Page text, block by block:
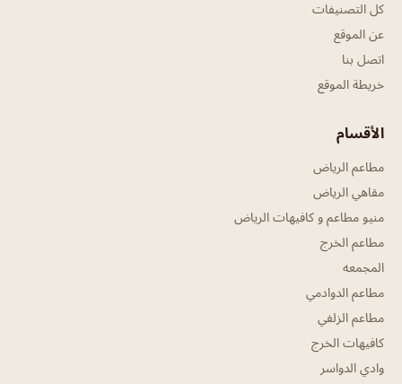
كل التصنيفات
عن الموقع
اتصل بنا
خريطة الموقع
الأقسام
مطاعم الرياض
مقاهي الرياض
منيو مطاعم و كافيهات الرياض
مطاعم الخرج
المجمعه
مطاعم الدوادمي
مطاعم الزلفي
كافيهات الخرج
وادي الدواسر